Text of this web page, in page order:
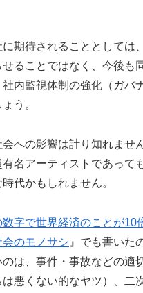
期待されることとしては
ることではなく、今後も
社内監視体制の強化（ガバ
う。
への影響は計り知れませ
名アーティストであって
代かもしれません。
数字で世界経済のことが10
会のモノサシ 』でも書いた
のは、事件・事故などの適
悪くない的なヤツ）、二